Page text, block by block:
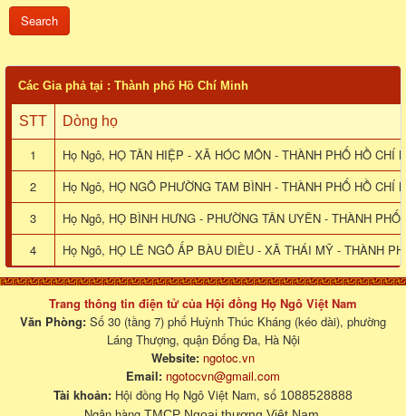
Các Gia phả tại : Thành phố Hồ Chí Minh
STT Dòng họ
1
Họ Ngô, HỌ TÂN HIỆP - XÃ HÓC MÔN - THÀNH PHỐ HỒ CHÍ
2
Họ Ngô, HỌ NGÔ PHƯỜNG TAM BÌNH - THÀNH PHỐ HỒ CHÍ
3
Họ Ngô, HỌ BÌNH HƯNG - PHƯỜNG TÂN UYÊN - THÀNH PHỐ
4
Họ Ngô, HỌ LÊ NGÔ ẤP BÀU ĐIỀU - XÃ THÁI MỸ - THÀNH
Trang thông tin điện tử của Hội đồng Họ Ngô Việt Nam
Văn Phòng: Số 30 (tầng 7) phố Huỳnh Thúc Kháng (kéo dài), phường
Láng Thượng, quận Đống Đa, Hà Nội
Website: ngotoc.vn
Email: ngotocvn@gmail.com
Tài khoản: Hội đồng Họ Ngô Việt Nam, số 1088528888